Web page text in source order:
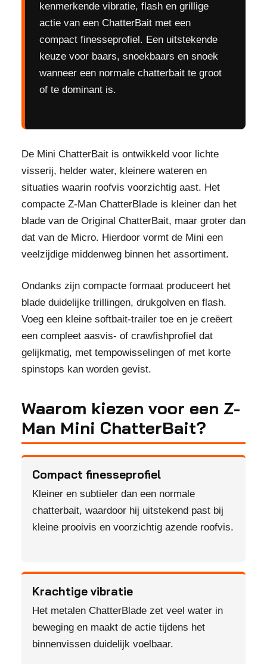
kenmerkende vibratie, flash en grillige
actie van een ChatterBait met een
compact finesseprofiel. Een uitstekende
keuze voor baars, snoekbaars en snoek
wanneer een normale chatterbait te groot
of te dominant is.
De Mini ChatterBait is ontwikkeld voor lichte
visserij, helder water, kleinere wateren en
situaties waarin roofvis voorzichtig aast. Het
compacte Z-Man ChatterBlade is kleiner dan het
blade van de Original ChatterBait, maar groter dan
dat van de Micro. Hierdoor vormt de Mini een
veelzijdige middenweg binnen het assortiment.
Ondanks zijn compacte formaat produceert het
blade duidelijke trillingen, drukgolven en flash.
Voeg een kleine softbait-trailer toe en je creëert
een compleet aasvis- of crawfishprofiel dat
gelijkmatig, met tempowisselingen of met korte
spinstops kan worden gevist.
Waarom kiezen voor een Z-
Man Mini ChatterBait?
Compact finesseprofiel
Kleiner en subtieler dan een normale
chatterbait, waardoor hij uitstekend past bij
kleine prooivis en voorzichtig azende roofvis.
Krachtige vibratie
Het metalen ChatterBlade zet veel water in
beweging en maakt de actie tijdens het
binnenvissen duidelijk voelbaar.